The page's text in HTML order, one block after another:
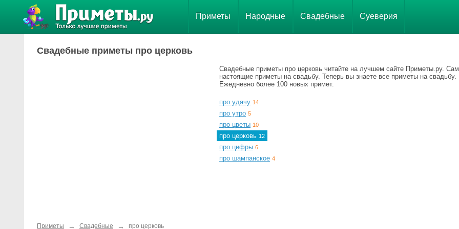
Приметы Народные Свадебные Суеверия
Свадебные приметы про церковь
Свадебные приметы про церковь читайте на лучшем сайте Приметы.ру.
настоящие приметы на свадьбу. Теперь вы знаете все приметы на свадьбу.
Ежедневно более 100 новых примет.
про удачу 14
про утро 5
про цветы 10
про церковь 12
про цифры 6
про шампанское 4
Приметы → Свадебные → про церковь